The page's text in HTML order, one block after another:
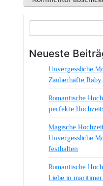
Neueste
Unvergessliche
Zauberhafte Baby
Romantische
perfekte
Magische
Unvergessliche
festhalten
Romantische
Liebe in